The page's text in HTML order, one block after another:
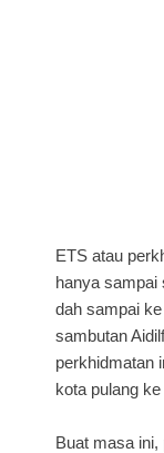
ETS atau
hanya sampai
dah sampai
sambutan
perkhidmatan
kota pulang
Buat masa